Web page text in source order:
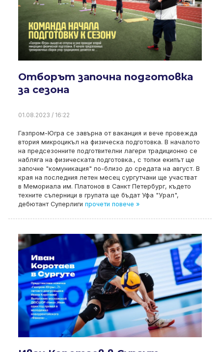
Отборът започна подготовка
за сезона
01.08.2023 / 16:22
Газпром-Югра се завърна от ваканция и вече провежда
втория микроцикъл на физическа подготовка. В началото
на предсезонните подготвителни лагери традиционно се
набляга на физическата подготовка., с топки екипът ще
започне "комуникация" по-близо до средата на август. В
края на последния летен месец сургутчани ще участват
в Мемориала им. Платонов в Санкт Петербург, където
техните съперници в групата ще бъдат Уфа "Урал",
дебютант Суперлиги прочети повече »